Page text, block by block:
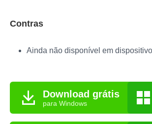
Contras
Ainda não disponível em
Download grátis
para Windows